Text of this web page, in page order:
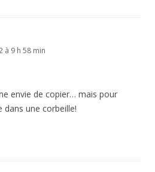
à 9 h 58 min
envie de copier… mais pour
dans une corbeille!